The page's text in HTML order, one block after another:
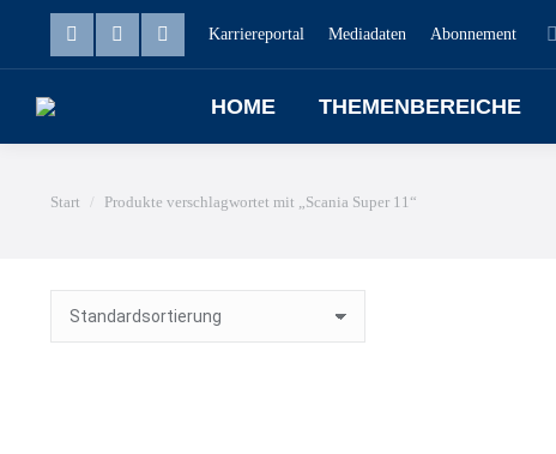
Karriereportal Mediadaten Abonnement
HOME THEMENBEREICHE
Sie befinden sich hier:
Start Produkte verschlagwortet mit „Scania Super 11“